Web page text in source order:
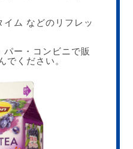
ム などのリフレッ
ー・コンビニで販
でください。